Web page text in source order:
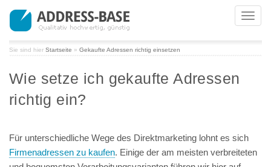
Sie sind hier Startseite » Gekaufte Adressen richtig einsetzen
Wie setze ich gekaufte Adressen
richtig ein?
Für unterschiedliche Wege des Direktmarketing lohnt es sich
Firmenadressen zu kaufen. Einige der am meisten verbreiteten